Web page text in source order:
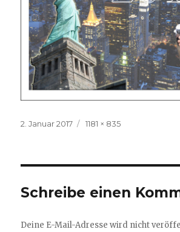
Veröffentlicht
2. Januar 2017
Volle
1181 × 835
Schreibe einen
Deine E-Mail-Adresse wird nicht